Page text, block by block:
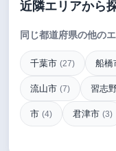
近隣エリアから
同じ都道府県の他の
千葉市(27) 船
流山市(7) 習志
市(4) 君津市(3)